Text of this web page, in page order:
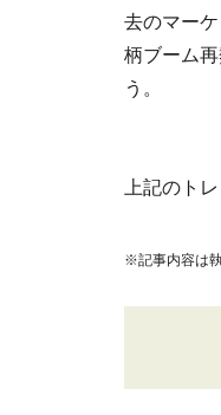
去のマー
柄ブーム
う。
上記のト
※記事内容は